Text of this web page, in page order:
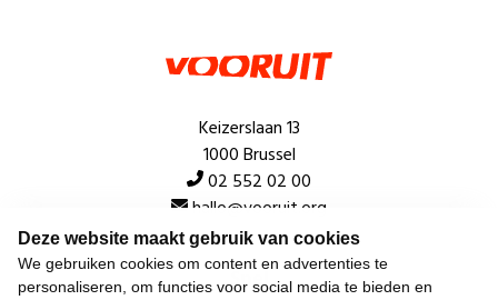
Deze website maakt gebruik van cookies
We gebruiken cookies om content en advertenties te
personaliseren, om functies voor social media te bieden en
Keizerslaan 13
1000 Brussel
02 552 02 00
hallo@vooruit.org
Snel